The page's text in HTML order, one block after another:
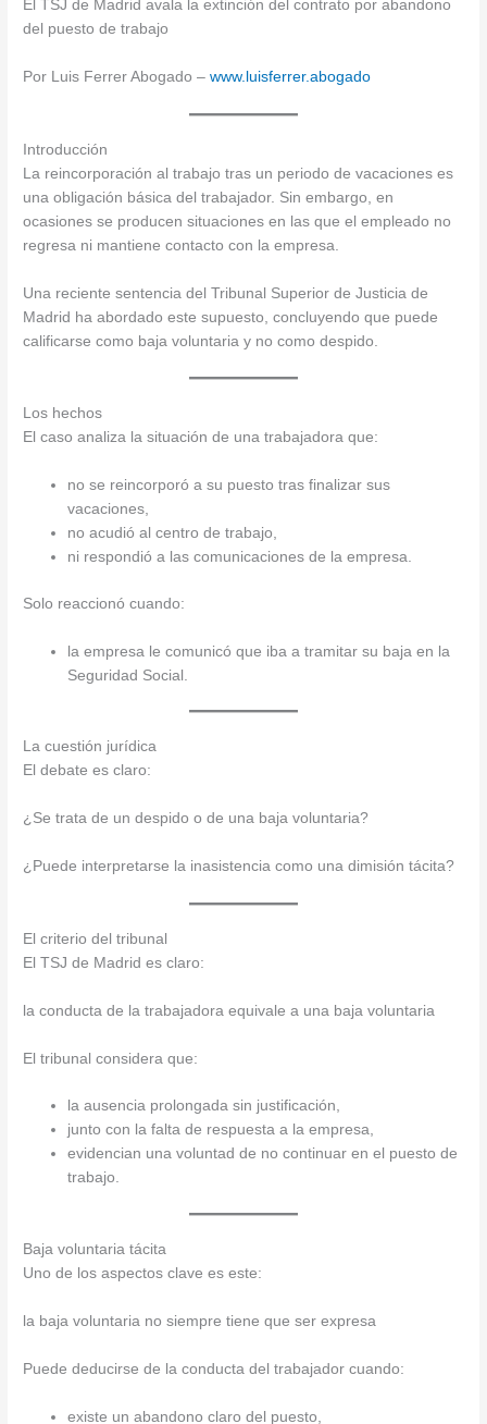
El TSJ de Madrid avala la extinción del contrato por abandono
del puesto de trabajo
Por Luis Ferrer Abogado –www.luisferrer.abogado
Introducción
La reincorporación al trabajo tras un periodo de vacaciones es
una obligación básica del trabajador. Sin embargo, en
ocasiones se producen situaciones en las que el empleado no
regresa ni mantiene contacto con la empresa.
Una reciente sentencia del Tribunal Superior de Justicia de
Madrid ha abordado este supuesto, concluyendo que puede
calificarse como baja voluntaria y no como despido.
Los hechos
El caso analiza la situación de una trabajadora que:
no se reincorporó a su puesto tras finalizar sus
vacaciones,
no acudió al centro de trabajo,
ni respondió a las comunicaciones de la empresa.
Solo reaccionó cuando:
la empresa le comunicó que iba a tramitar su baja en la
Seguridad Social.
La cuestión jurídica
El debate es claro:
¿Se trata de un despido o de una baja voluntaria?
¿Puede interpretarse la inasistencia como una dimisión tácita?
El criterio del tribunal
El TSJ de Madrid es claro:
la conducta de la trabajadora equivale a una baja voluntaria
El tribunal considera que:
la ausencia prolongada sin justificación,
junto con la falta de respuesta a la empresa,
evidencian una voluntad de no continuar en el puesto de
trabajo.
Baja voluntaria tácita
Uno de los aspectos clave es este:
la baja voluntaria no siempre tiene que ser expresa
Puede deducirse de la conducta del trabajador cuando:
existe un abandono claro del puesto,